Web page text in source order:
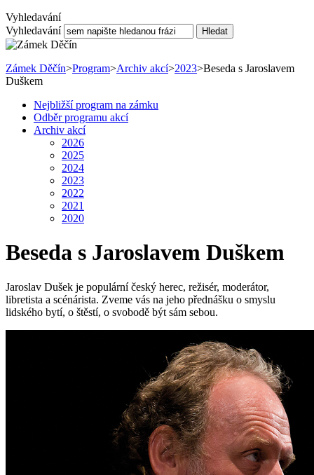
Vyhledavání
Vyhledavání
Hledat
Zámek Děčín>Program>Archiv akcí>2023>Beseda s Jaroslavem
Duškem
Nejbližší program na zámku
Odběr programu akcí
Archiv akcí
2026
2025
2024
2023
2022
2021
2020
Beseda s Jaroslavem Duškem
Jaroslav Dušek je populární český herec, režisér, moderátor,
libretista a scénárista. Zveme vás na jeho přednášku o smyslu
lidského bytí, o štěstí, o svobodě být sám sebou.